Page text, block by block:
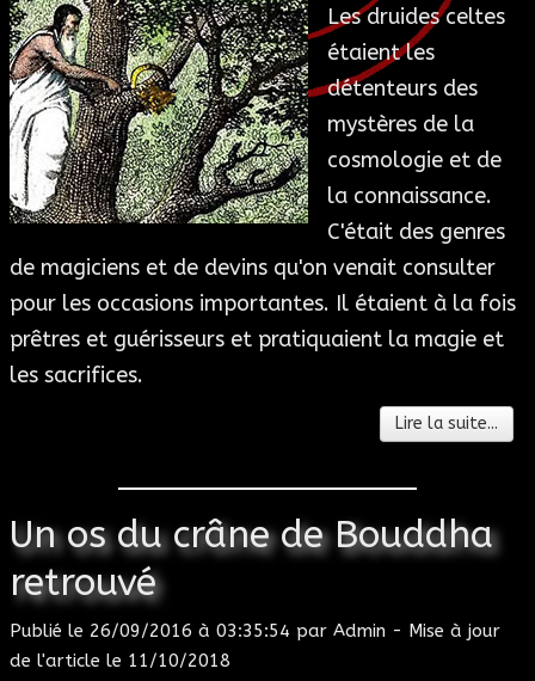
ESOTÉRISME
SECTES
BLOG
Les druides celtes
étaient les
détenteurs des
mystères de la
cosmologie et de
la connaissance.
C'était des genres
de magiciens et de devins qu'on venait consulter
pour les occasions importantes. Il étaient à la fois
prêtres et guérisseurs et pratiquaient la magie et
les sacrifices.
Lire la suite...
Un os du crâne de Bouddha
retrouvé
Publié le 26/09/2016 à 03:35:54 par Admin - Mise à jour
de l'article le 11/10/2018